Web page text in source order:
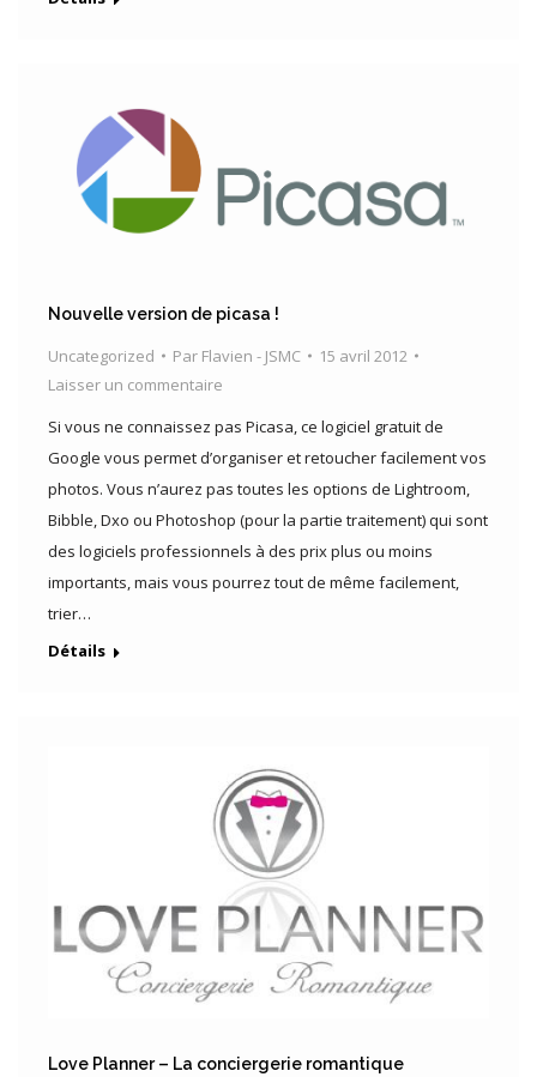
Nouvelle version de picasa !
Uncategorized Par Flavien - JSMC
15 avril 2012
Laisser un commentaire
Si vous ne connaissez pas Picasa, ce logiciel gratuit de
Google vous permet d’organiser et retoucher facilement vos
photos. Vous n’aurez pas toutes les options de Lightroom,
Bibble, Dxo ou Photoshop (pour la partie traitement) qui sont
des logiciels professionnels à des prix plus ou moins
importants, mais vous pourrez tout de même facilement,
trier…
Détails
Love Planner – La conciergerie romantique